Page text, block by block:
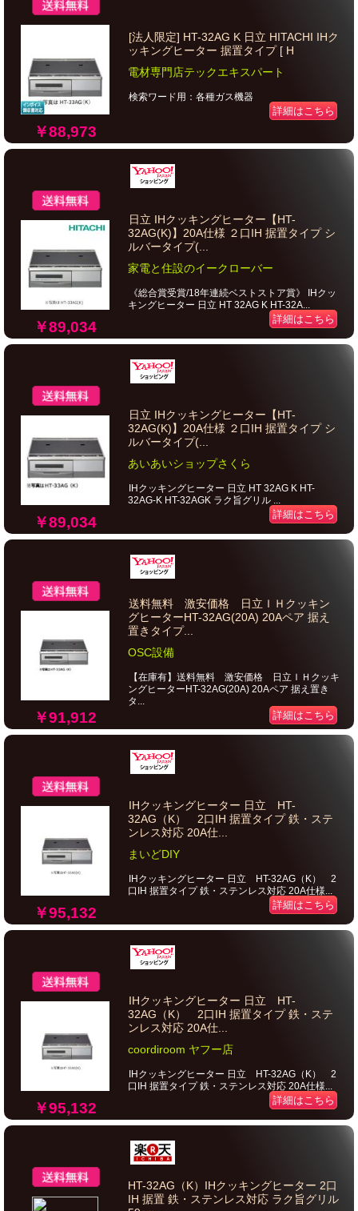
￥88,973
[法人限定] HT-32AG K 日立 HITACHI IHク
ッキングヒーター 据置タイプ [ H
電材専門店テックエキスパート
検索ワード用：各種ガス機器
詳細はこちら
￥89,034
日立 IHクッキングヒーター【HT-
32AG(K)】20A仕様 ２口IH 据置タイプ シ
ルバータイプ(...
家電と住設のイークローバー
《総合賞受賞/18年連続ベストストア賞》 IHクッ
キングヒーター 日立 HT 32AG K HT-32A...
詳細はこちら
￥89,034
日立 IHクッキングヒーター【HT-
32AG(K)】20A仕様 ２口IH 据置タイプ シ
ルバータイプ(...
あいあいショップさくら
IHクッキングヒーター 日立 HT 32AG K HT-
32AG-K HT-32AGK ラク旨グリル ...
詳細はこちら
￥91,912
送料無料 激安価格 日立ＩＨクッキン
グヒーターHT-32AG(20A) 20Aペア 据え
置きタイプ...
OSC設備
【在庫有】送料無料 激安価格 日立ＩＨクッキ
ングヒーターHT-32AG(20A) 20Aペア 据え置き
タ...
詳細はこちら
￥95,132
IHクッキングヒーター 日立 HT-
32AG（K） 2口IH 据置タイプ 鉄・ステ
ンレス対応 20A仕...
まいどDIY
IHクッキングヒーター 日立 HT-32AG（K） 2
口IH 据置タイプ 鉄・ステンレス対応 20A仕様...
詳細はこちら
￥95,132
IHクッキングヒーター 日立 HT-
32AG（K） 2口IH 据置タイプ 鉄・ステ
ンレス対応 20A仕...
coordiroom ヤフー店
IHクッキングヒーター 日立 HT-32AG（K） 2
口IH 据置タイプ 鉄・ステンレス対応 20A仕様...
詳細はこちら
HT-32AG（K）IHクッキングヒーター 2口
IH 据置 鉄・ステンレス対応 ラク旨グリル